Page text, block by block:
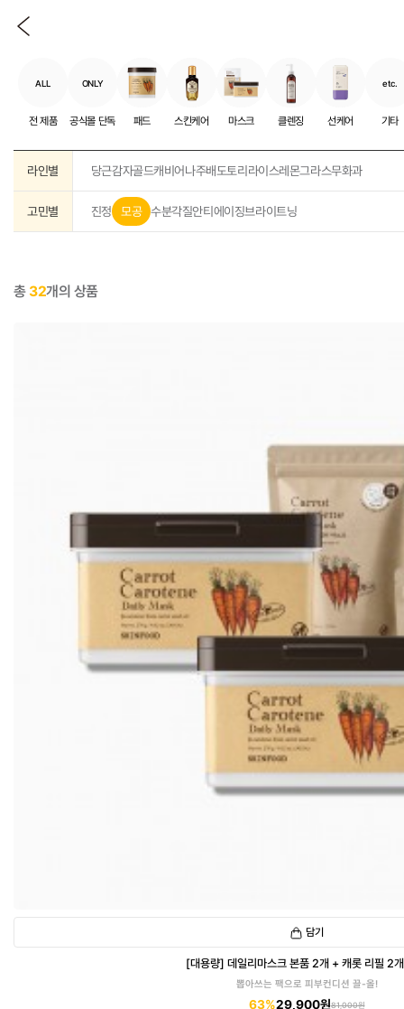
ALL
전 제품
ONLY
공식몰 단독 패드 스킨케어 마스크 클렌징 선케어
etc.
기타
라인별 당근감자골드캐비어나주배도토리 라이스레몬그라스무화과
고민별 진정 모공 수분각질안티에이징브라이트닝
총 32개의 상품
담기
[대용량] 데일리마스크 본품 2개 + 캐롯 리필 2
뽑아쓰는 팩으로 피부컨디션 끌-올!
63%29,900원81,000원